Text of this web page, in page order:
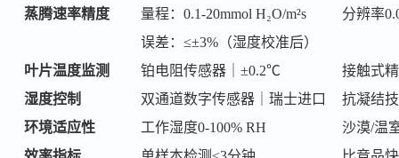
蒸腾速率精度
量程：0.1-20mmol H₂O/m²s 分辨率
误差：≤±3%（湿度校准后）
叶片温度监测
铂电阻传感器｜±0.2℃
接触式
湿度控制
双通道数字传感器｜瑞士进口
抗凝结
环境适应性
工作湿度0-100% RH 沙漠/温